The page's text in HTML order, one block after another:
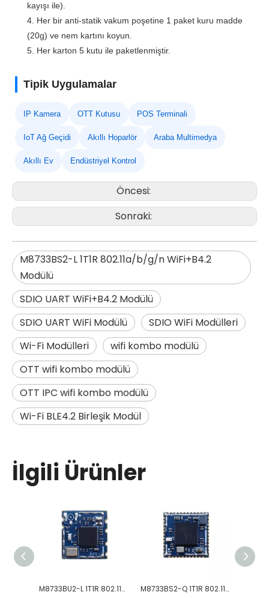
kayışı ile).
4. Her bir anti-statik vakum poşetine 1 paket kuru madde
(20g) ve nem kartını koyun.
5. Her karton 5 kutu ile paketlenmiştir.
Tipik Uygulamalar
IP Kamera OTT Kutusu POS Terminali
IoT Ağ Geçidi Akıllı Hoparlör Araba Multimedya
Akıllı Ev Endüstriyel Kontrol
Öncesi:
Sonraki:
M8733BS2-L 1T1R 802.11a/b/g/n WiFi+B4.2
Modülü
SDIO UART WiFi+B4.2 Modülü
SDIO UART WiFi Modülü
SDIO WiFi Modülleri
Wi-Fi Modülleri
wifi kombo modülü
OTT wifi kombo modülü
OTT IPC wifi kombo modülü
Wi-Fi BLE4.2 Birleşik Modül
İlgili Ürünler
M8733BU2-L 1T1R 802.11a/b/g/n WiFi+B4.2 Modülü
M8733BS2-Q 1T1R 802.11a/b/g/n WiFi+B4.2 Modülü